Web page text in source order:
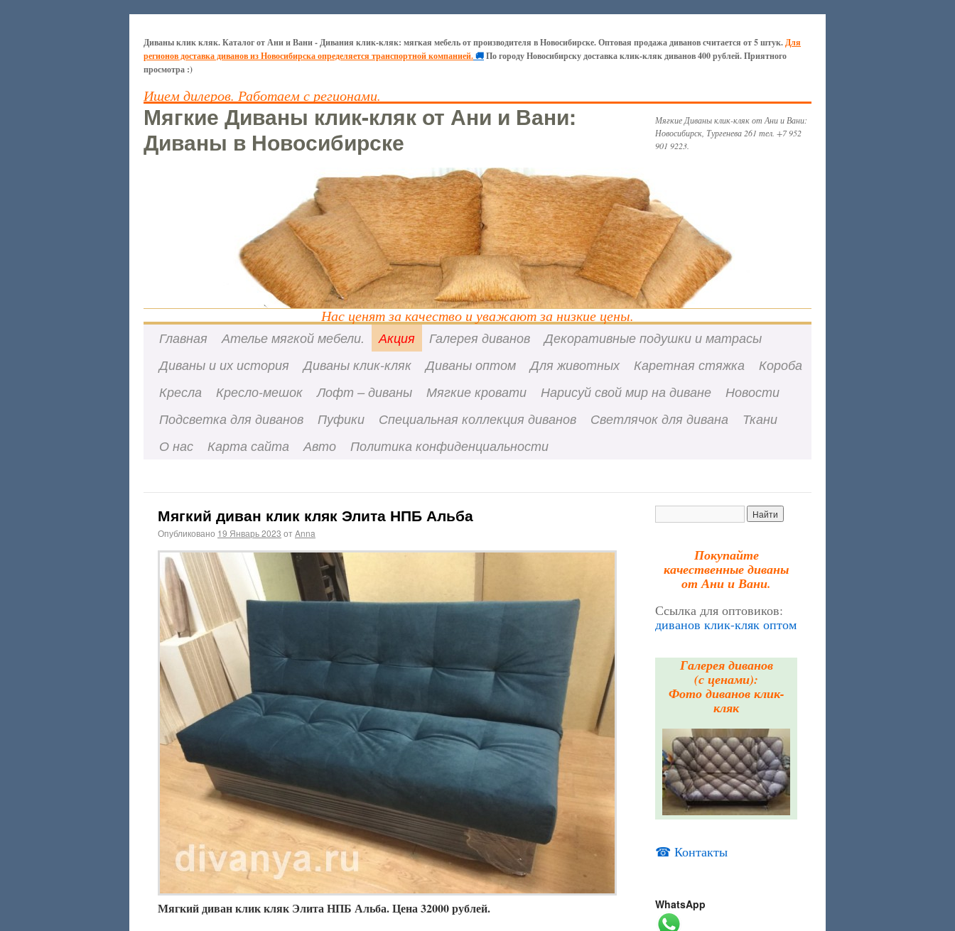
Диваны клик кляк. Каталог от Ани и Вани - Дивания клик-кляк: мягкая мебель от производителя в Новосибирске. Оптовая продажа диванов считается от 5 штук.Для
регионов доставка диванов из Новосибирска определяется транспортной компанией.🚚По городу Новосибирску доставка клик-кляк диванов 400 рублей. Приятного
просмотра :)
Ищем дилеров. Работаем с регионами.
Мягкие Диваны клик-кляк от Ани и Вани:
Диваны в Новосибирске
Мягкие Диваны клик-кляк от Ани и Вани:
Новосибирск, Тургенева 261 тел. +7 952
901 9223.
Нас ценят за качество и уважают за низкие цены.
Главная Ателье мягкой мебели. Акция Галерея диванов
Декоративные подушки и матрасы
Диваны и их история
Диваны клик-кляк Диваны оптом Для животных Каретная стяжка
Короба
Кресла
Кресло-мешок Лофт – диваны Мягкие кровати Нарисуй свой мир на диване
Новости
Подсветка для диванов
Пуфики Специальная коллекция диванов Светлячок для дивана
Ткани
О нас
Карта сайта Авто Политика конфиденциальности
Мягкий диван клик кляк Элита НПБ Альба
Опубликовано 19 Январь 2023 отAnna
Мягкий диван клик кляк Элита НПБ Альба. Цена 32000 рублей.
Покупайте
качественные диваны
от Ани и Вани.
Ссылка для оптовиков:
диванов клик-кляк оптом
Галерея диванов
(с ценами):
Фото диванов клик-
кляк
☎ Контакты
WhatsApp